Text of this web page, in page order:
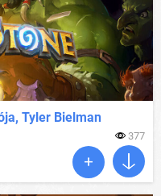
Tyler Bielman
377